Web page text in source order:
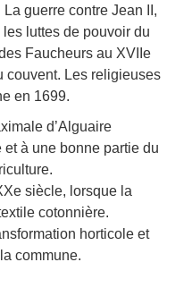
guerre contre Jean II,
luttes de pouvoir du
Faucheurs au XVIIe
couvent. Les religieuses
en 1699.
d’Alguaire
à une bonne partie du
siècle, lorsque la
cotonnière.
horticole et
commune.